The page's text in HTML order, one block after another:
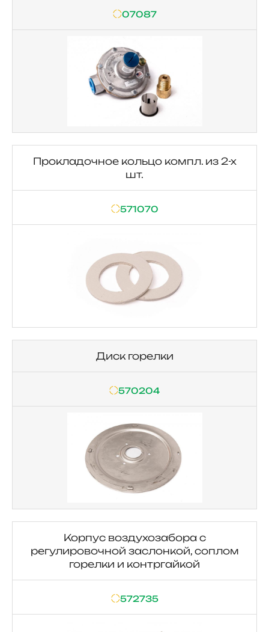
07087
Прокладочное кольцо компл. из 2-х
шт.
571070
Диск горелки
570204
Корпус воздухозабора с
регулировочной заслонкой, соплом
горелки и контргайкой
572735